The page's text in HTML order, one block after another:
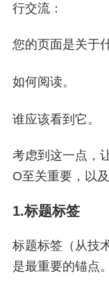
行交流：
您的页面是关于
如何阅读。
谁应该看到它。
考虑到这一点，
O至关重要，以
1.标题标签
标题标签（从技
是最重要的锚点。